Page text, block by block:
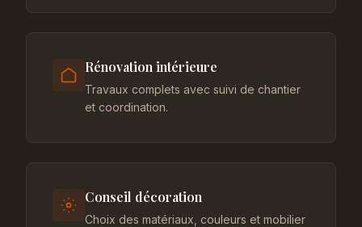
Rénovation intérieure
Travaux complets avec suivi de chantier
et coordination.
Conseil décoration
Choix des matériaux, couleurs et mobilier